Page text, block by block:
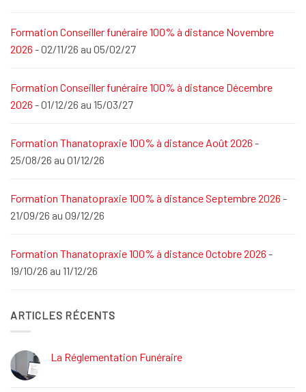
Formation Conseiller funéraire 100% à distance Novembre
2026 - 02/11/26 au 05/02/27
Formation Conseiller funéraire 100% à distance Décembre
2026 - 01/12/26 au 15/03/27
Formation Thanatopraxie 100% à distance Août 2026 -
25/08/26 au 01/12/26
Formation Thanatopraxie 100% à distance Septembre 2026 -
21/09/26 au 09/12/26
Formation Thanatopraxie 100% à distance Octobre 2026 -
19/10/26 au 11/12/26
ARTICLES RÉCENTS
La Réglementation Funéraire